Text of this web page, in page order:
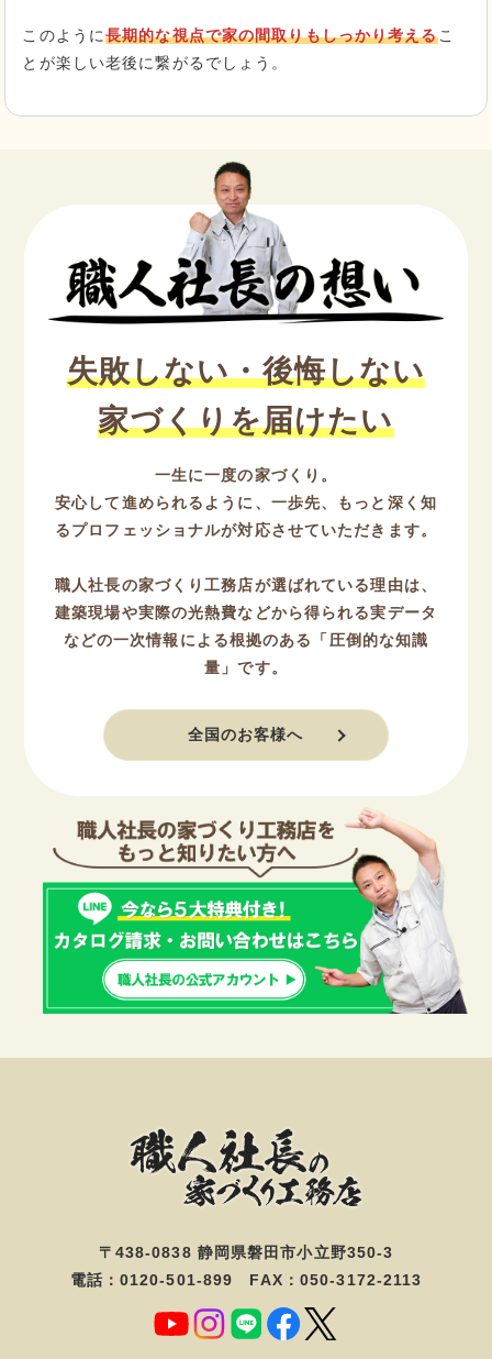
このように長期的な視点で家の間取りもしっかり考えるこ
とが楽しい老後に繋がるでしょう。
失敗しない・後悔しない
家づくりを届けたい
一生に一度の家づくり。
安心して進められるように、一歩先、もっと深く知
るプロフェッショナルが対応させていただきます。
職人社長の家づくり工務店が選ばれている理由は、
建築現場や実際の光熱費などから得られる実データ
などの一次情報による根拠のある「圧倒的な知識
量」です。
全国のお客様へ
〒438-0838 静岡県磐田市小立野350-3
電話：0120-501-899 FAX：050-3172-2113